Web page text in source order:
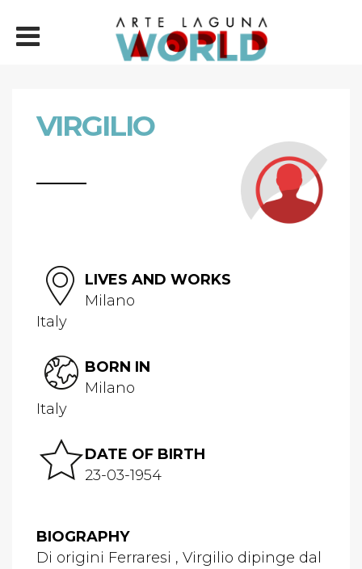
VIRGILIO
LIVES AND WORKS
Milano
Italy
BORN IN
Milano
Italy
DATE OF BIRTH
23-03-1954
BIOGRAPHY
Di origini Ferraresi , Virgilio dipinge dal